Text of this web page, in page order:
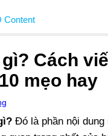
Content
Cách
mẹo hay
Đó là phần nội